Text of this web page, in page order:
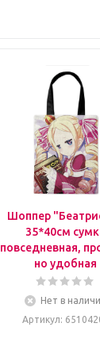
Шоппер
35*40см
повседневная,
но удобная
Нет в
Артикул: